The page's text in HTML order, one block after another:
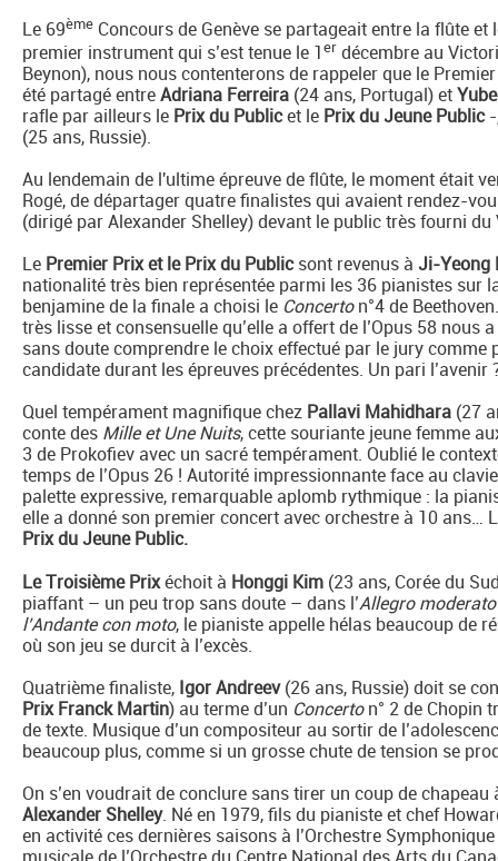
Le 69ème Concours de Genève se partageait entre la flûte
premier instrument qui s’est tenue le 1er décembre au
Beynon), nous nous contenterons de rappeler que le
été partagé entreAdriana Ferreira (24 ans, Portugal) et
rafle par ailleurs le Prix du Publicet le Prix du Jeune Public-
(25 ans, Russie).
Au lendemain de l'ultime épreuve de flûte, le moment était
Rogé, de départager quatre finalistes qui avaient rendez-
(dirigé par Alexander Shelley) devant le public très fourni
Le Premier Prix et le Prix du Publicsont revenus à Ji-Yeong
nationalité très bien représentée parmi les 36 pianistes sur
benjamine de la finale a choisi le Concerton°4 de
très lisse et consensuelle qu’elle a offert de l’Opus 58
sans doute comprendre le choix effectué par le jury
candidate durant les épreuves précédentes. Un pari l’avenir
Quel tempérament magnifique chez Pallavi Mahidhara (27
conte des Mille et Une Nuits, cette souriante jeune femme
3 de Prokofiev avec un sacré tempérament. Oublié le
temps de l’Opus 26 ! Autorité impressionnante face au
palette expressive, remarquable aplomb rythmique : la
elle a donné son premier concert avec orchestre à 10 ans…
Prix du Jeune Public.
Le Troisième Prixéchoit à Honggi Kim (23 ans, Corée du
piaffant – un peu trop sans doute – dans l’Allegro moderato
l’Andante con moto, le pianiste appelle hélas beaucoup de
où son jeu se durcit à l’excès.
Quatrième finaliste, Igor Andreev(26 ans, Russie) doit se
Prix Franck Martin) au terme d’un Concerton° 2 de Chopin
de texte. Musique d’un compositeur au sortir de
beaucoup plus, comme si un grosse chute de tension se
On s’en voudrait de conclure sans tirer un coup de chapeau
Alexander Shelley. Né en 1979, fils du pianiste et chef
en activité ces dernières saisons à l’Orchestre